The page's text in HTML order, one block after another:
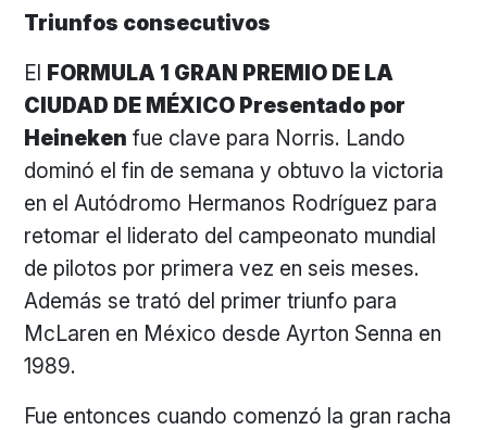
Triunfos consecutivos
El FORMULA 1 GRAN PREMIO DE LA
CIUDAD DE MÉXICO Presentado por
Heineken fue clave para Norris. Lando
dominó el fin de semana y obtuvo la victoria
en el Autódromo Hermanos Rodríguez para
retomar el liderato del campeonato mundial
de pilotos por primera vez en seis meses.
Además se trató del primer triunfo para
McLaren en México desde Ayrton Senna en
1989.
Fue entonces cuando comenzó la gran racha